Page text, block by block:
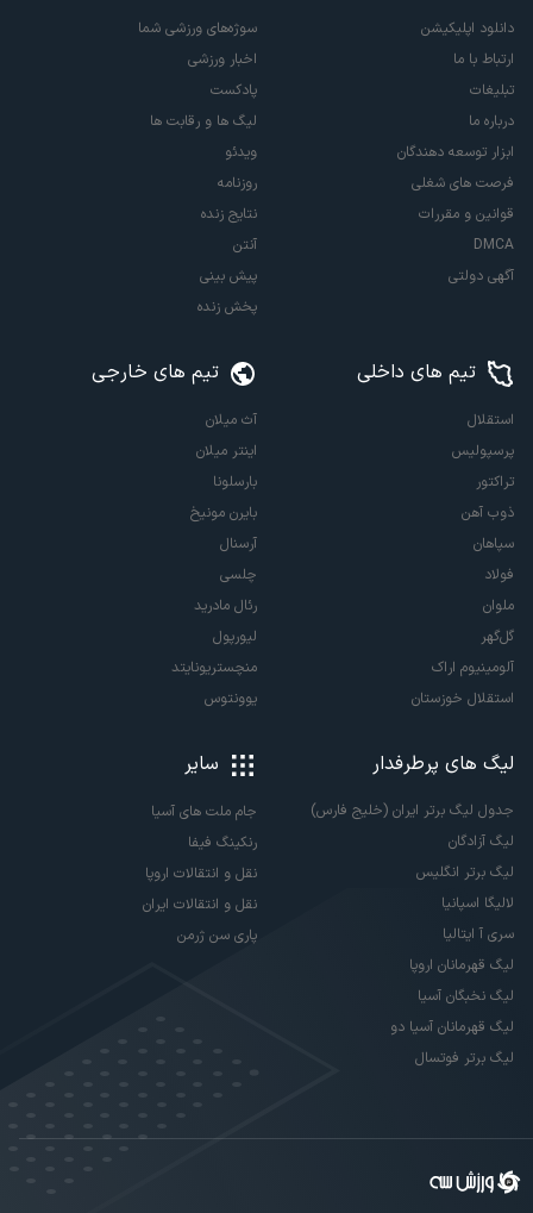
دانلود اپلیکیشن
ارتباط با ما
تبلیغات
درباره ما
ابزار توسعه دهندگان
فرصت های شغلی
قوانین و مقررات
DMCA
آگهی دولتی
سوژه‌های ورزشی شما
اخبار ورزشی
پادکست
لیگ ها و رقابت ها
ویدئو
روزنامه
نتایج زنده
آنتن
پیش بینی
پخش زنده
تیم های داخلی
استقلال
پرسپولیس
تراکتور
ذوب آهن
سپاهان
فولاد
ملوان
گل‌گهر
آلومینیوم اراک
استقلال خوزستان
تیم های خارجی
آث میلان
اینتر میلان
بارسلونا
بایرن مونیخ
آرسنال
چلسی
رئال مادرید
لیورپول
منچستریونایتد
یوونتوس
لیگ های پرطرفدار
جدول لیگ برتر ایران (خلیج فارس)
لیگ آزادگان
لیگ برتر انگلیس
لالیگا اسپانیا
سری آ ایتالیا
لیگ قهرمانان اروپا
لیگ نخبگان آسیا
لیگ قهرمانان آسیا دو
لیگ برتر فوتسال
سایر
جام ملت های آسیا
رنکینگ فیفا
نقل و انتقالات اروپا
نقل و انتقالات ایران
پاری سن ژرمن